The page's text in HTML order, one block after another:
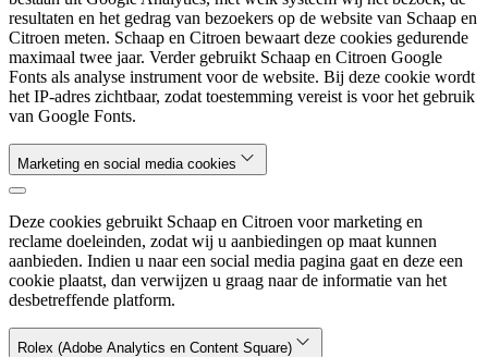
resultaten en het gedrag van bezoekers op de website van Schaap en
Citroen meten. Schaap en Citroen bewaart deze cookies gedurende
maximaal twee jaar. Verder gebruikt Schaap en Citroen Google
Fonts als analyse instrument voor de website. Bij deze cookie wordt
het IP-adres zichtbaar, zodat toestemming vereist is voor het gebruik
van Google Fonts.
Marketing en social media cookies
Deze cookies gebruikt Schaap en Citroen voor marketing en
reclame doeleinden, zodat wij u aanbiedingen op maat kunnen
aanbieden. Indien u naar een social media pagina gaat en deze een
cookie plaatst, dan verwijzen u graag naar de informatie van het
desbetreffende platform.
Rolex (Adobe Analytics en Content Square)